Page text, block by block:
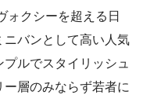
ォクシーを超える日
バンとして高い人気
ルでスタイリッシュ
層のみならず若者に